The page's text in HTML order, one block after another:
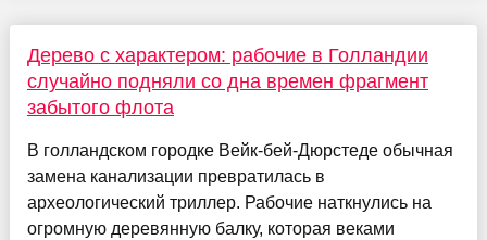
Дерево с характером: рабочие в Голландии
случайно подняли со дна времен фрагмент
забытого флота
В голландском городке Вейк-бей-Дюрстеде обычная
замена канализации превратилась в
археологический триллер. Рабочие наткнулись на
огромную деревянную балку, которая веками